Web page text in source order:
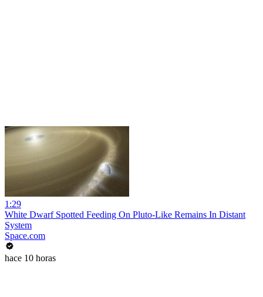
1:29
White Dwarf Spotted Feeding On Pluto-Like Remains In Distant
System
Space.com
hace 10 horas